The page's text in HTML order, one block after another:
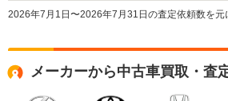
2026年7月1日〜2026年7月31日の査定依頼数を元
メーカーから中古車買取・査